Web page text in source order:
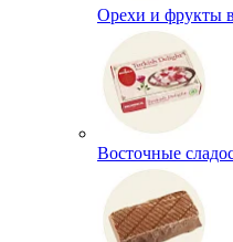
Орехи и фрукты
Восточные